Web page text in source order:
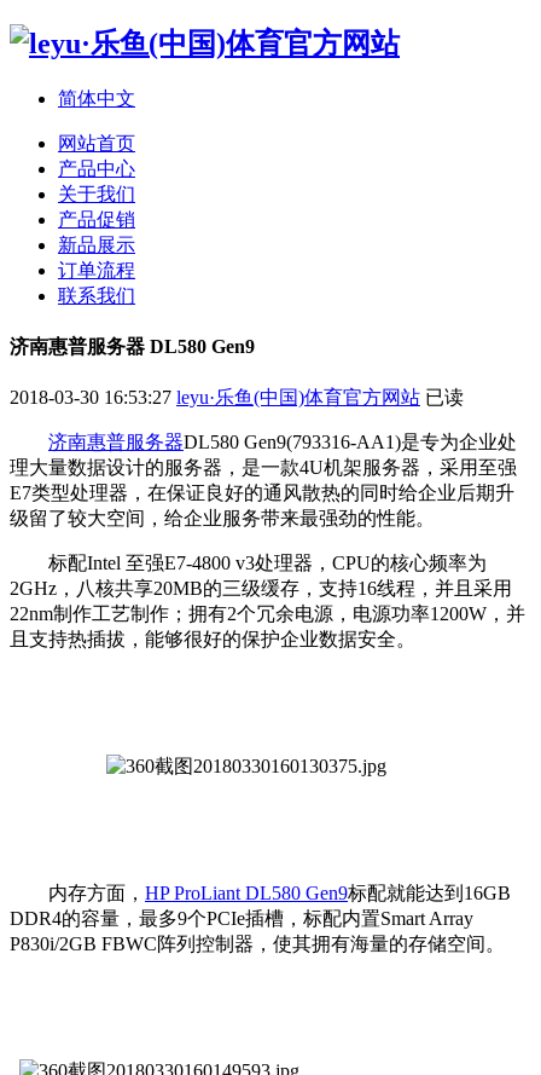
简体中文
网站首页
产品中心
关于我们
产品促销
新品展示
订单流程
联系我们
济南惠普服务器 DL580 Gen9
2018-03-30 16:53:27 leyu·乐鱼(中国)体育官方网站 已读
济南惠普服务器DL580 Gen9(793316-AA1)是专为企业处
理大量数据设计的服务器，是一款4U机架服务器，采用至强
E7类型处理器，在保证良好的通风散热的同时给企业后期升
级留了较大空间，给企业服务带来最强劲的性能。
标配Intel 至强E7-4800 v3处理器，CPU的核心频率为
2GHz，八核共享20MB的三级缓存，支持16线程，并且采用
22nm制作工艺制作；拥有2个冗余电源，电源功率1200W，并
且支持热插拔，能够很好的保护企业数据安全。
内存方面， HP ProLiant DL580 Gen9标配就能达到16GB
DDR4的容量，最多9个PCIe插槽，标配内置Smart Array
P830i/2GB FBWC阵列控制器，使其拥有海量的存储空间。